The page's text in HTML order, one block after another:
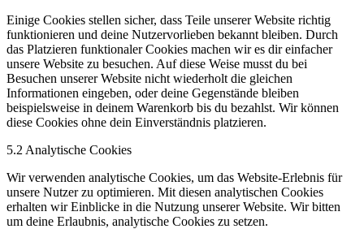
Einige Cookies stellen sicher, dass Teile unserer Website richtig
funktionieren und deine Nutzervorlieben bekannt bleiben. Durch
das Platzieren funktionaler Cookies machen wir es dir einfacher
unsere Website zu besuchen. Auf diese Weise musst du bei
Besuchen unserer Website nicht wiederholt die gleichen
Informationen eingeben, oder deine Gegenstände bleiben
beispielsweise in deinem Warenkorb bis du bezahlst. Wir können
diese Cookies ohne dein Einverständnis platzieren.
5.2 Analytische Cookies
Wir verwenden analytische Cookies, um das Website-Erlebnis für
unsere Nutzer zu optimieren. Mit diesen analytischen Cookies
erhalten wir Einblicke in die Nutzung unserer Website. Wir bitten
um deine Erlaubnis, analytische Cookies zu setzen.